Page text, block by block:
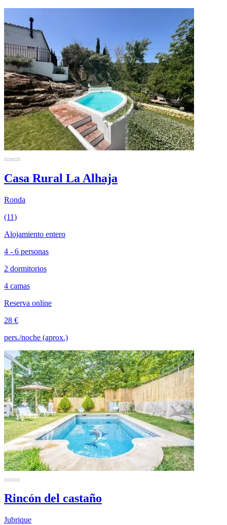
Casa Rural La Alhaja
Ronda
(11)
Alojamiento entero
4 - 6 personas
2 dormitorios
4 camas
Reserva online
28 €
pers./noche (aprox.)
Rincón del castaño
Jubrique